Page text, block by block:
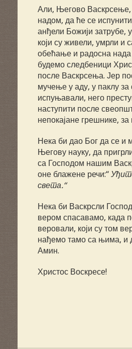
Али, Његово Васкрсење,
надом, да ће се
анђели Божији затрубе,
који су живели, умрли и
обећање и радосна нада
будемо следбеници
после Васкрсења. Јер
мучење у аду, у паклу
испуњавали, него
наступити после
непокајане грешнике,
Нека би дао Бог да се и
Његову науку, да
са Господом нашим
оне блажене речи:“
света.“
Нека би Васкрсли
вером спасавамо, када
веровали, који су том
нађемо тамо са њима, и
Амин.
Христос Воскресе!